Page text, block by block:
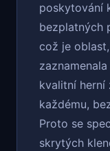
poskytování
bezplatných
což je
kvalitní
každému,
Proto se
skrytých